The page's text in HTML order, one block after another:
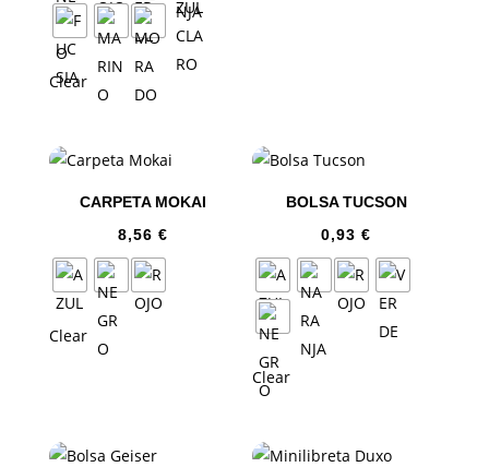
Clear
CARPETA MOKAI
8,56 €
Clear
BOLSA TUCSON
0,93€
Clear